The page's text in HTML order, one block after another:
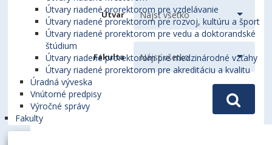
Útvary riadené prorektorom pre vzdelávanie
Útvary riadené prorektorom pre rozvoj, kultúru a šport
Útvary riadené prorektorom pre vedu a doktorandské
štúdium
Útvary riadené prorektorom pre medzinárodné vzťahy
Útvary riadené prorektorom pre akreditáciu a kvalitu
Úradná výveska
Vnútorné predpisy
Výročné správy
Fakulty
Útvar
Fakulta